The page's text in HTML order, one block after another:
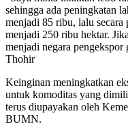
sehingga ada peningkatan
menjadi 85 ribu, lalu secara
menjadi 250 ribu hektar.
menjadi negara
Thohir
Keinginan meningkatkan
untuk komoditas yang
terus diupayakan oleh
BUMN.